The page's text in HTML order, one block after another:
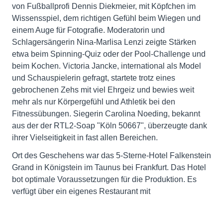
von Fußballprofi Dennis Diekmeier, mit Köpfchen im
Wissensspiel, dem richtigen Gefühl beim Wiegen und
einem Auge für Fotografie. Moderatorin und
Schlagersängerin Nina-Marlisa Lenzi zeigte Stärken
etwa beim Spinning-Quiz oder der Pool-Challenge und
beim Kochen. Victoria Jancke, international als Model
und Schauspielerin gefragt, startete trotz eines
gebrochenen Zehs mit viel Ehrgeiz und bewies weit
mehr als nur Körpergefühl und Athletik bei den
Fitnessübungen. Siegerin Carolina Noeding, bekannt
aus der der RTL2-Soap "Köln 50667", überzeugte dank
ihrer Vielseitigkeit in fast allen Bereichen.
Ort des Geschehens war das 5-Sterne-Hotel Falkenstein
Grand in Königstein im Taunus bei Frankfurt. Das Hotel
bot optimale Voraussetzungen für die Produktion. Es
verfügt über ein eigenes Restaurant mit